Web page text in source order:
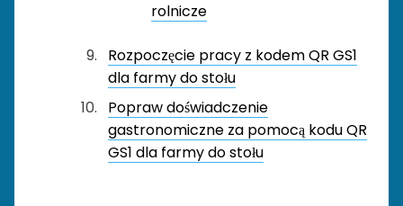
rolnicze
Rozpoczęcie pracy z kodem QR GS1
dla farmy do stołu
Popraw doświadczenie
gastronomiczne za pomocą kodu QR
GS1 dla farmy do stołu